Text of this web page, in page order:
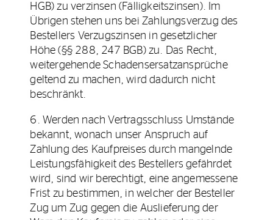
HGB) zu verzinsen (Fälligkeitszinsen). Im
Übrigen stehen uns bei Zahlungsverzug des
Bestellers Verzugszinsen in gesetzlicher
Höhe (§§ 288, 247 BGB) zu. Das Recht,
weitergehende Schadensersatzansprüche
geltend zu machen, wird dadurch nicht
beschränkt.
6. Werden nach Vertragsschluss Umstände
bekannt, wonach unser Anspruch auf
Zahlung des Kaufpreises durch mangelnde
Leistungsfähigkeit des Bestellers gefährdet
wird, sind wir berechtigt, eine angemessene
Frist zu bestimmen, in welcher der Besteller
Zug um Zug gegen die Auslieferung der